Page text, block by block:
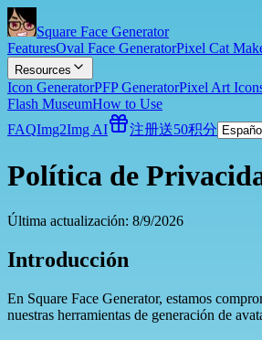
Square Face Generator
FeaturesOval Face GeneratorPixel Cat
Resources
Icon GeneratorPFP GeneratorPixel Art
Flash MuseumHow to Use
FAQImg2Img AI 注册送50积分
Política de
Última actualización: 8/9/2026
Introducción
En Square Face Generator, estamos
nuestras herramientas de generación de